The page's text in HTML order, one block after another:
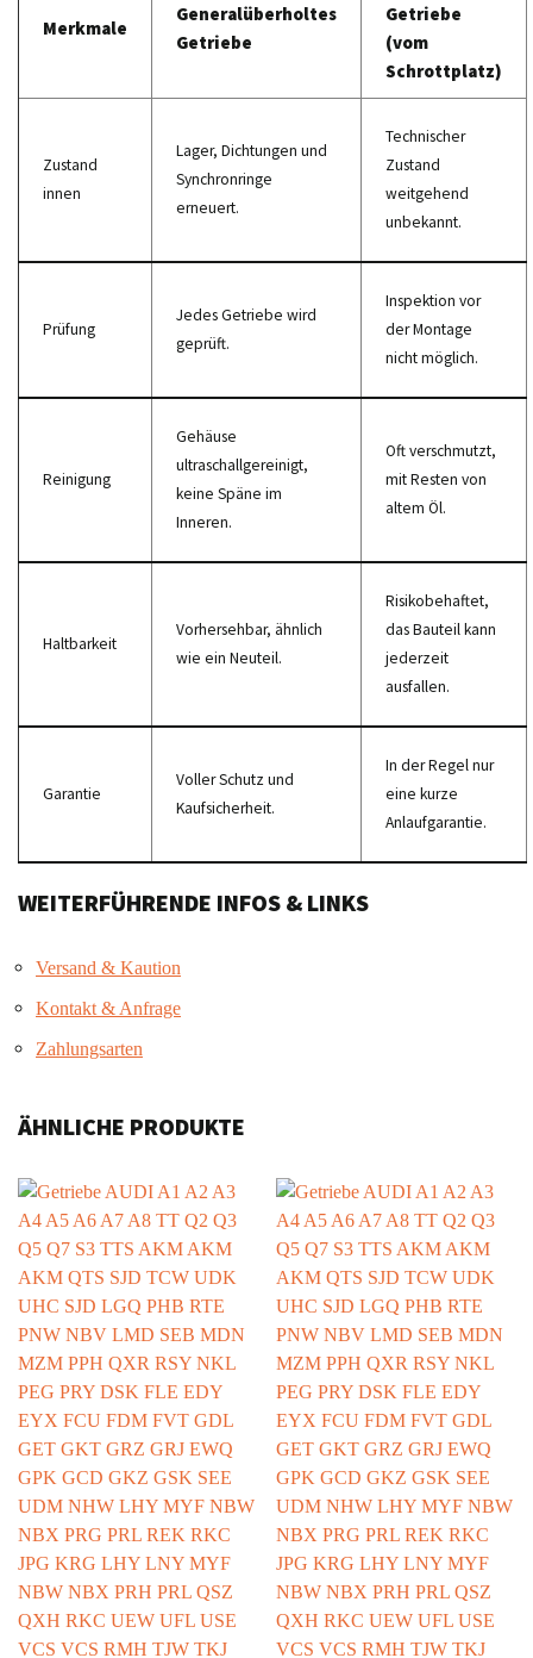
Merkmale
Generalüberholtes
Getriebe
Getriebe
(vom
Schrottplatz)
Zustand
innen
Lager, Dichtungen und
Synchronringe
erneuert.
Technischer
Zustand
weitgehend
unbekannt.
Prüfung
Jedes Getriebe wird
geprüft.
Inspektion vor
der Montage
nicht möglich.
Reinigung
Gehäuse
ultraschallgereinigt,
keine Späne im
Inneren.
Oft verschmutzt,
mit Resten von
altem Öl.
Haltbarkeit
Vorhersehbar, ähnlich
wie ein Neuteil.
Risikobehaftet,
das Bauteil kann
jederzeit
ausfallen.
Garantie
Voller Schutz und
Kaufsicherheit.
In der Regel nur
eine kurze
Anlaufgarantie.
WEITERFÜHRENDE INFOS & LINKS
Versand & Kaution
Kontakt & Anfrage
Zahlungsarten
ÄHNLICHE PRODUKTE